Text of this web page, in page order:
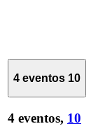
4 eventos 10
4 eventos, 10